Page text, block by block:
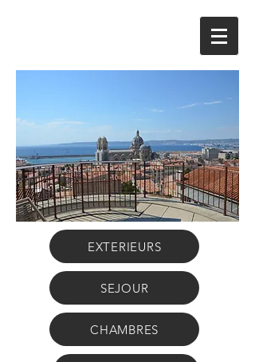
EXTERIEURS
SEJOUR
CHAMBRES